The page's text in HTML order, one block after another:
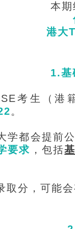
本
港大
1.基
考生（港
。
学都会提前
要求 ，包括
取分，可能